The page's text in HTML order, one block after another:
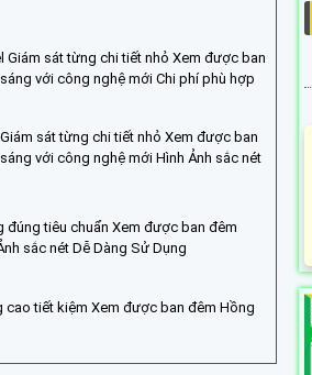
Giám sát từng chi tiết nhỏ Xem được ban
với công nghệ mới Chi phí phù hợp
sát từng chi tiết nhỏ Xem được ban
với công nghệ mới Hình Ảnh sắc nét
tiêu chuẩn Xem được ban đêm
sắc nét Dễ Dàng Sử Dụng
tiết kiệm Xem được ban đêm Hồng